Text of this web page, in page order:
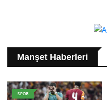
Manşet Haberleri
SPOR